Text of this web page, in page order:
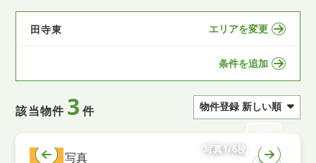
田寺東 エリアを変更
条件を追加
該当物件 3 件
土地
写真1/6枚